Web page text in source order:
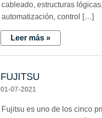
cableado, estructuras
automatización, control […]
Leer más »
FUJITSU
01-07-2021
Fujitsu es uno de los cinco